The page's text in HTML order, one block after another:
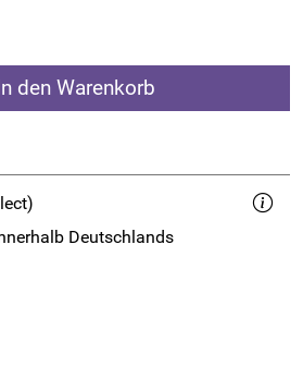
den Warenkorb
Deutschlands